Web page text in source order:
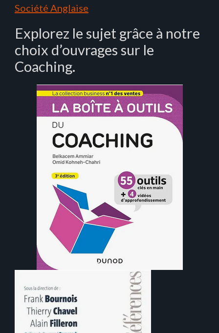
Société Anglaise
Explorez le sujet grâce à notre
choix d’ouvrages sur le
Coaching.